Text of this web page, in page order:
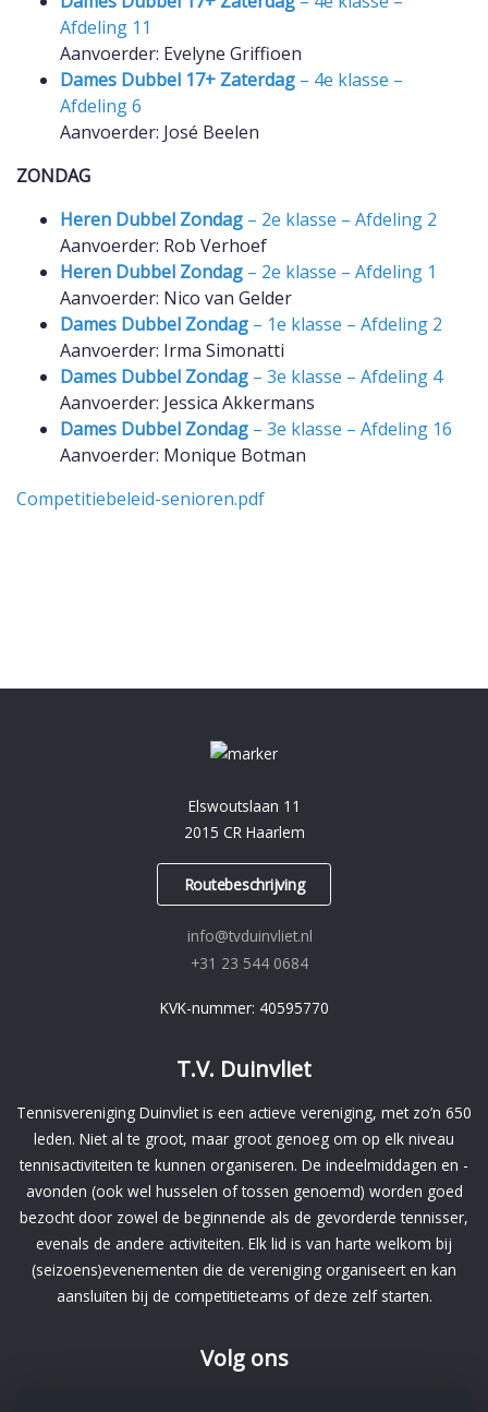
Afdeling 11
Aanvoerder: Evelyne Griffioen
Dames Dubbel 17+ Zaterdag – 4e klasse –
Afdeling 6
Aanvoerder: José Beelen
ZONDAG
Heren Dubbel Zondag – 2e klasse – Afdeling 2
Aanvoerder: Rob Verhoef
Heren Dubbel Zondag – 2e klasse – Afdeling 1
Aanvoerder: Nico van Gelder
Dames Dubbel Zondag – 1e klasse – Afdeling 2
Aanvoerder: Irma Simonatti
Dames Dubbel Zondag – 3e klasse – Afdeling 4
Aanvoerder: Jessica Akkermans
Dames Dubbel Zondag – 3e klasse – Afdeling 16
Aanvoerder: Monique Botman
Competitiebeleid-senioren.pdf
Elswoutslaan 11
2015 CR Haarlem
Routebeschrijving
info@tvduinvliet.nl
+31 23 544 0684
KVK-nummer: 40595770
T.V. Duinvliet
Tennisvereniging Duinvliet is een actieve vereniging, met zo’n 650
leden. Niet al te groot, maar groot genoeg om op elk niveau
tennisactiviteiten te kunnen organiseren. De indeelmiddagen en -
avonden (ook wel husselen of tossen genoemd) worden goed
bezocht door zowel de beginnende als de gevorderde tennisser,
evenals de andere activiteiten. Elk lid is van harte welkom bij
(seizoens)evenementen die de vereniging organiseert en kan
aansluiten bij de competitieteams of deze zelf starten.
Volg ons